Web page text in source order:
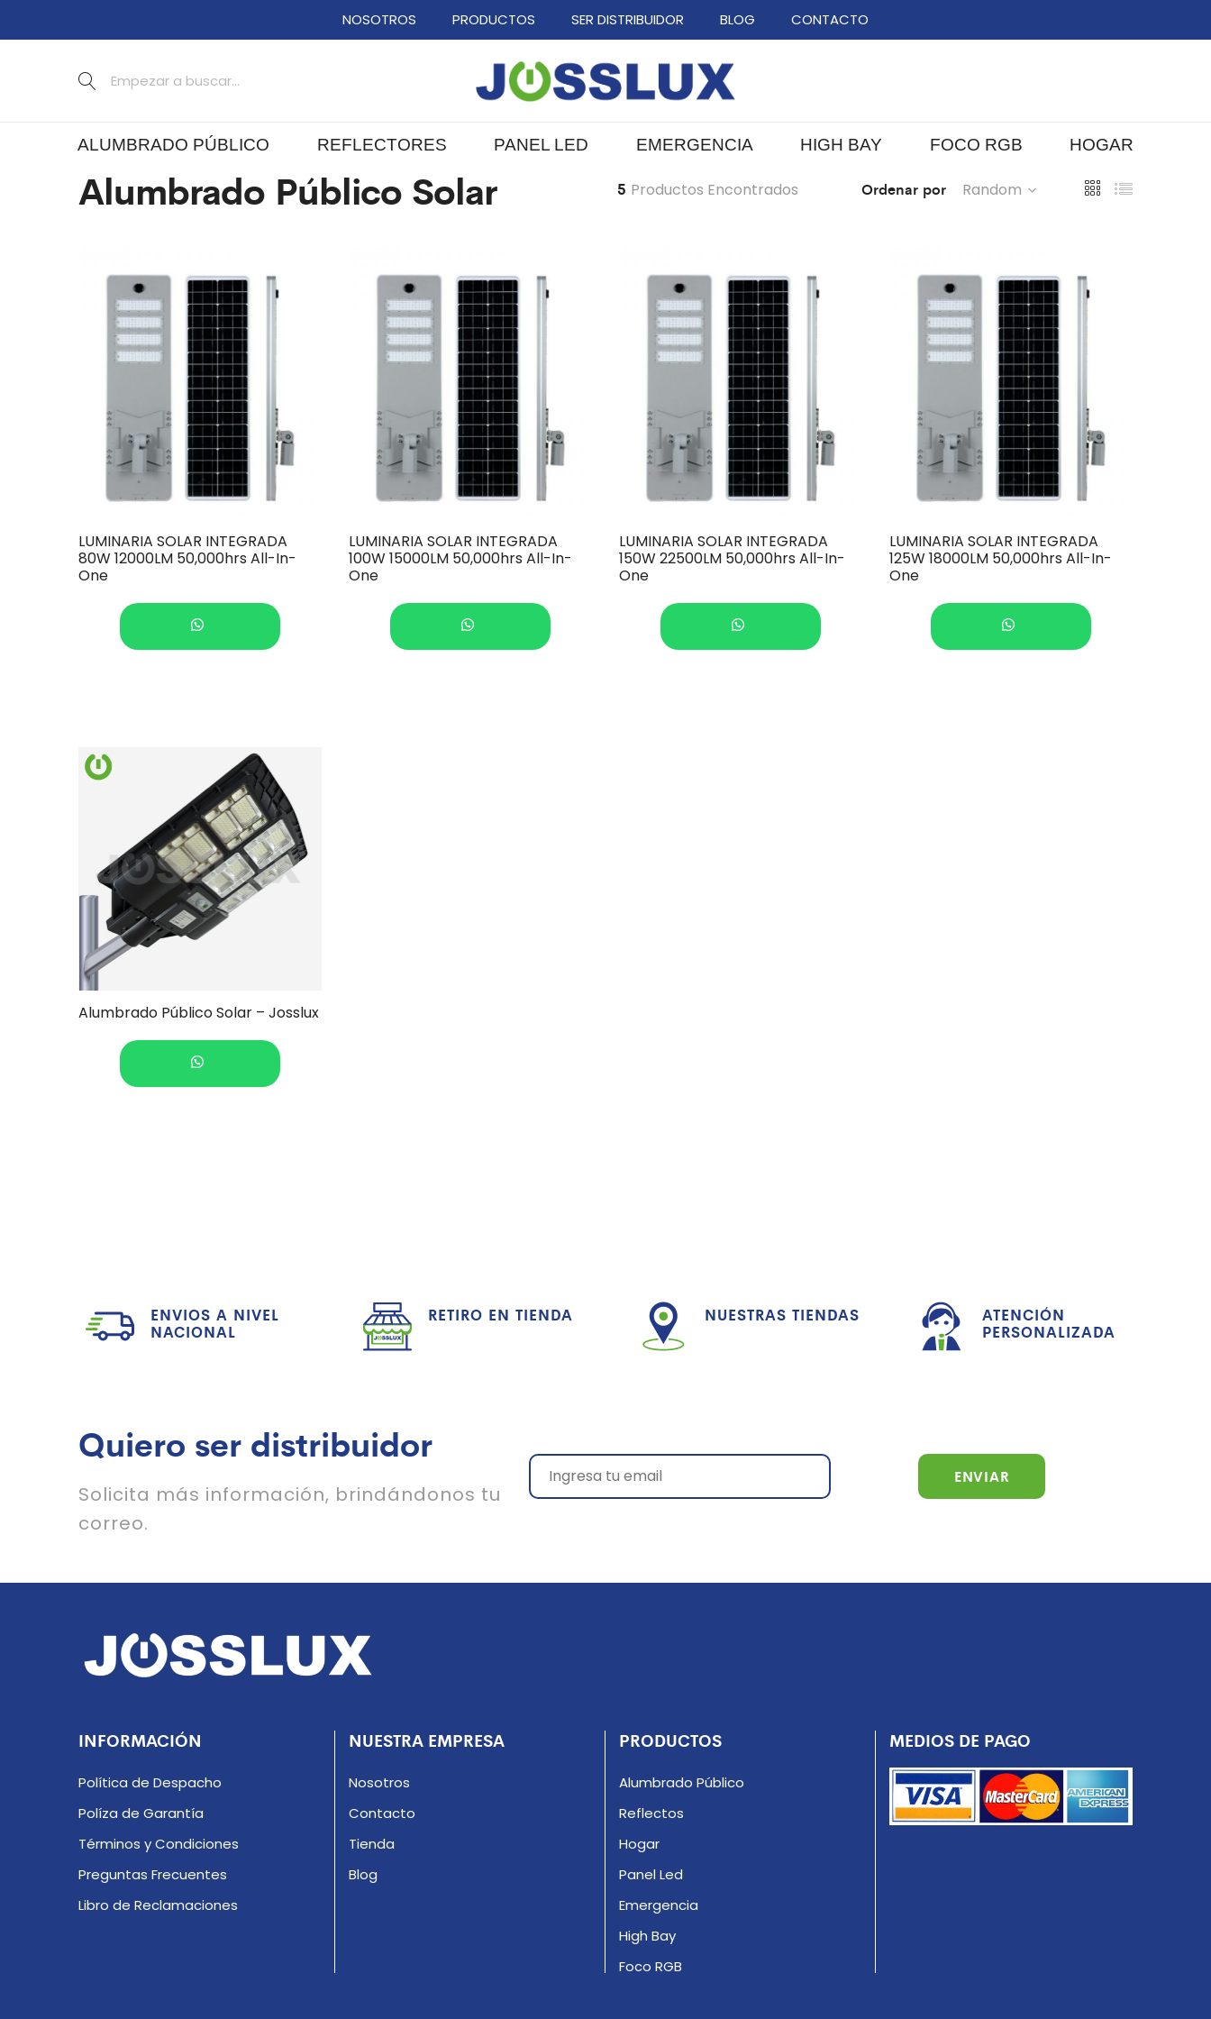
NOSOTROS PRODUCTOS SER DISTRIBUIDOR BLOG CONTACTO
ALUMBRADO PÚBLICO REFLECTORES PANEL LED EMERGENCIA HIGH BAY FOCO RGB HOGAR
Alumbrado Público Solar 5 Productos Encontrados Ordenar por Random
LUMINARIA SOLAR INTEGRADA
80W 12000LM 50,000hrs All-In-
One
LUMINARIA SOLAR INTEGRADA
100W 15000LM 50,000hrs All-In-
One
LUMINARIA SOLAR INTEGRADA
150W 22500LM 50,000hrs All-In-
One
LUMINARIA SOLAR INTEGRADA
125W 18000LM 50,000hrs All-In-
One
Alumbrado Público Solar – Josslux
ENVIOS A NIVEL
NACIONAL
RETIRO EN TIENDA NUESTRAS TIENDAS ATENCIÓN
PERSONALIZADA
Quiero ser distribuidor
Solicita más información, brindándonos tu
correo.
INFORMACIÓN
Política de Despacho
Políza de Garantía
Términos y Condiciones
Preguntas Frecuentes
Libro de Reclamaciones
NUESTRA EMPRESA
Nosotros
Contacto
Tienda
Blog
PRODUCTOS
Alumbrado Público
Reflectos
Hogar
Panel Led
Emergencia
High Bay
Foco RGB
MEDIOS DE PAGO